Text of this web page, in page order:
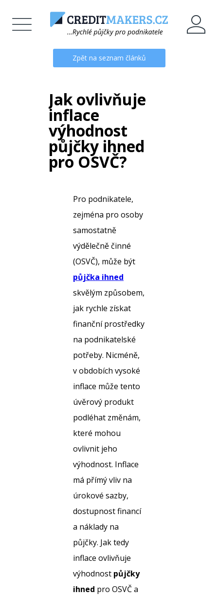
Zpět na seznam článků
Jak ovlivňuje
inflace
výhodnost
půjčky ihned
pro OSVČ?
Pro podnikatele,
zejména pro osoby
samostatně
výdělečně činné
(OSVČ), může být
půjčka ihned
skvělým způsobem,
jak rychle získat
finanční prostředky
na podnikatelské
potřeby. Nicméně,
v obdobích vysoké
inflace může tento
úvěrový produkt
podléhat změnám,
které mohou
ovlivnit jeho
výhodnost. Inflace
má přímý vliv na
úrokové sazby,
dostupnost financí
a náklady na
půjčky. Jak tedy
inflace ovlivňuje
výhodnost půjčky
ihned pro OSVČ a